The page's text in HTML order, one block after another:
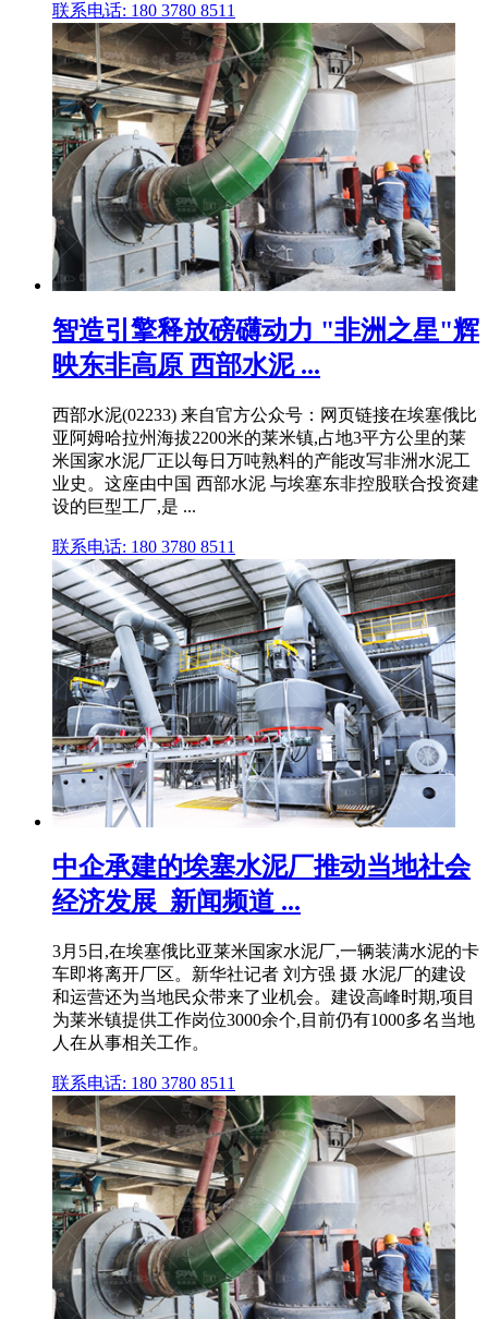
联系电话: 180 3780 8511
智造引擎释放磅礴动力 "非洲之星"辉
映东非高原 西部水泥 ...
西部水泥(02233) 来自官方公众号：网页链接在埃塞俄比
亚阿姆哈拉州海拔2200米的莱米镇,占地3平方公里的莱
米国家水泥厂正以每日万吨熟料的产能改写非洲水泥工
业史。这座由中国 西部水泥 与埃塞东非控股联合投资建
设的巨型工厂,是 ...
联系电话: 180 3780 8511
中企承建的埃塞水泥厂推动当地社会
经济发展_新闻频道 ...
3月5日,在埃塞俄比亚莱米国家水泥厂,一辆装满水泥的卡
车即将离开厂区。新华社记者 刘方强 摄 水泥厂的建设
和运营还为当地民众带来了业机会。建设高峰时期,项目
为莱米镇提供工作岗位3000余个,目前仍有1000多名当地
人在从事相关工作。
联系电话: 180 3780 8511